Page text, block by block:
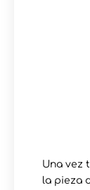
Una vez
la pieza